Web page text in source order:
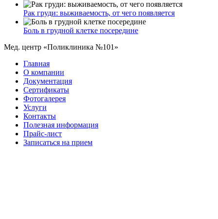
Рак груди: выживаемость, от чего появляется
Боль в грудной клетке посередине
Мед. центр «Поликлиника №101»
Главная
О компании
Документация
Сертификаты
Фотогалерея
Услуги
Контакты
Полезная информация
Прайс-лист
Записаться на прием